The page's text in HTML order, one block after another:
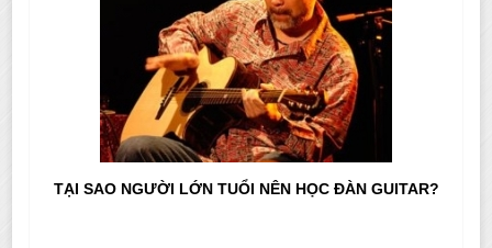
TẠI SAO NGƯỜI LỚN TUỔI NÊN HỌC ĐÀN GUITAR?